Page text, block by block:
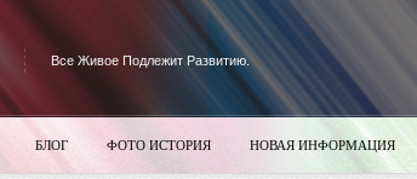
Все Живое Подлежит Развитию.
БЛОГ ФОТО ИСТОРИЯ НОВАЯ ИНФОРМАЦИЯ